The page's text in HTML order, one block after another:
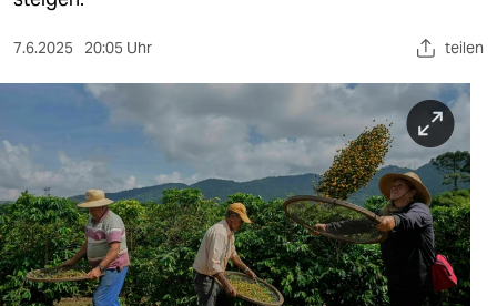
sport
nord
wahrheit
verlag
verlag
7.6.2025 20:05 Uhr teilen